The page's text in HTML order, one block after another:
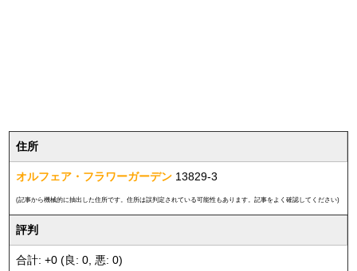
住所
オルフェア・フラワーガーデン 13829-3
(記事から機械的に抽出した住所です。住所は誤判定されている可能性もあります。記事をよく確認してください)
評判
合計: +0 (良: 0, 悪: 0)